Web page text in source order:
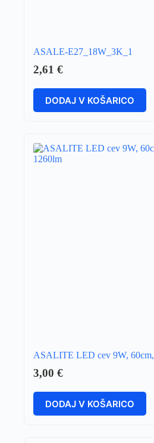
ASALE-E27_18W_3K_1
2,61 €
DODAJ V KOŠARICO
ASALITE LED cev 9W,
3,00 €
DODAJ V KOŠARICO